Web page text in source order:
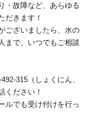
・故障など、あらゆる
だきます！
ございましたら、水の
まで、いつでもご相談
315（しょくにん、
ください！
ルでも受け付けを行っ